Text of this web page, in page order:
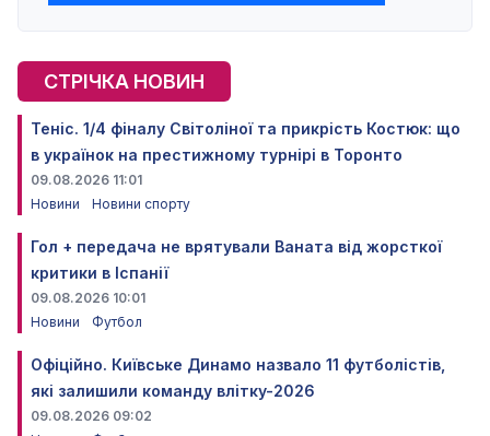
СТРІЧКА НОВИН
Теніс. 1/4 фіналу Світоліної та прикрість Костюк: що
в українок на престижному турнірі в Торонто
09.08.2026 11:01
Новини
Новини спорту
Гол + передача не врятували Ваната від жорсткої
критики в Іспанії
09.08.2026 10:01
Новини
Футбол
Офіційно. Київське Динамо назвало 11 футболістів,
які залишили команду влітку-2026
09.08.2026 09:02